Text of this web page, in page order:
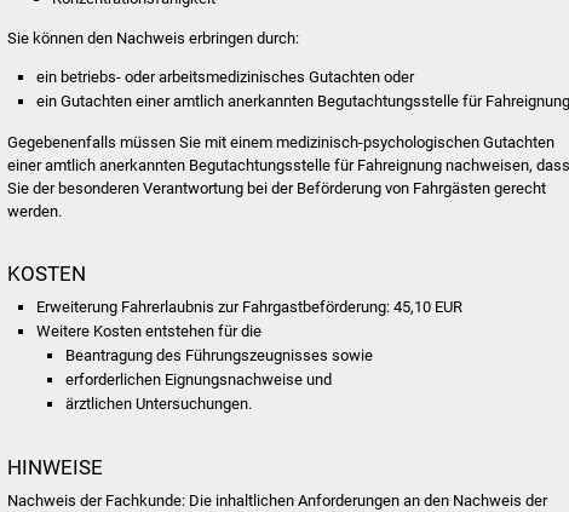
Sie können den Nachweis erbringen durch:
ein betriebs- oder arbeitsmedizinisches Gutachten oder
ein Gutachten einer amtlich anerkannten Begutachtungsstelle für
Gegebenenfalls müssen Sie mit einem medizinisch-psychologischen Gutachten
einer amtlich anerkannten Begutachtungsstelle für Fahreignung nachweisen, dass
Sie der besonderen Verantwortung bei der Beförderung von Fahrgästen gerecht
werden.
KOSTEN
Erweiterung Fahrerlaubnis zur Fahrgastbeförderung: 45,10 EUR
Weitere Kosten entstehen für die
Beantragung des Führungszeugnisses sowie
erforderlichen Eignungsnachweise und
ärztlichen Untersuchungen.
HINWEISE
Nachweis der Fachkunde: Die inhaltlichen Anforderungen an den Nachweis der